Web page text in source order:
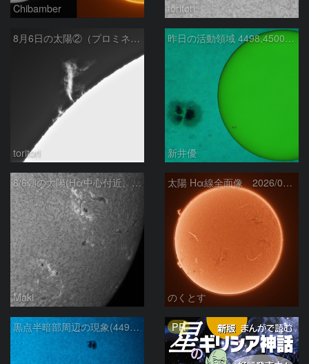
Chibamber toritori
8月6日の太陽②（プロミネン北東縁 ）
toritori
昨日の活動領域 4498,4500：2026/08/05
新井優
8/6朝の太陽(Hα中心付近、4498、4502付近)
Maki
太陽 Hα線全面像 2026/08/06
のくとす
黒点半暗部周辺の現象(4498、4502付近)8/6 PR